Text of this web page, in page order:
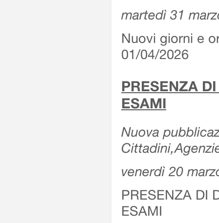
martedì 31
Nuovi giorni e
01/04/2026
PRESENZA
ESAMI
Nuova
venerdì 20
PRESENZA DI
ESAMI